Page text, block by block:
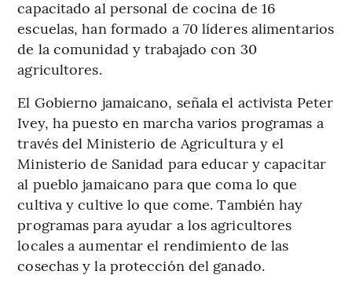
capacitado al personal de cocina de 16
escuelas, han formado a 70 líderes alimentarios
de la comunidad y trabajado con 30
agricultores.
El Gobierno jamaicano, señala el activista Peter
Ivey, ha puesto en marcha varios programas a
través del Ministerio de Agricultura y el
Ministerio de Sanidad para educar y capacitar
al pueblo jamaicano para que coma lo que
cultiva y cultive lo que come. También hay
programas para ayudar a los agricultores
locales a aumentar el rendimiento de las
cosechas y la protección del ganado.